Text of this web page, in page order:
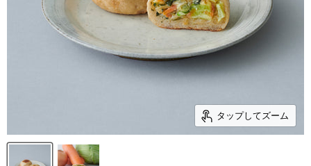
タップしてズーム